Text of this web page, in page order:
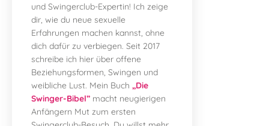
und Swingerclub-Expertin! Ich zeige
dir, wie du neue sexuelle
Erfahrungen machen kannst, ohne
dich dafür zu verbiegen. Seit 2017
schreibe ich hier über offene
Beziehungsformen, Swingen und
weibliche Lust. Mein Buch „Die
Swinger-Bibel” macht neugierigen
Anfängern Mut zum ersten